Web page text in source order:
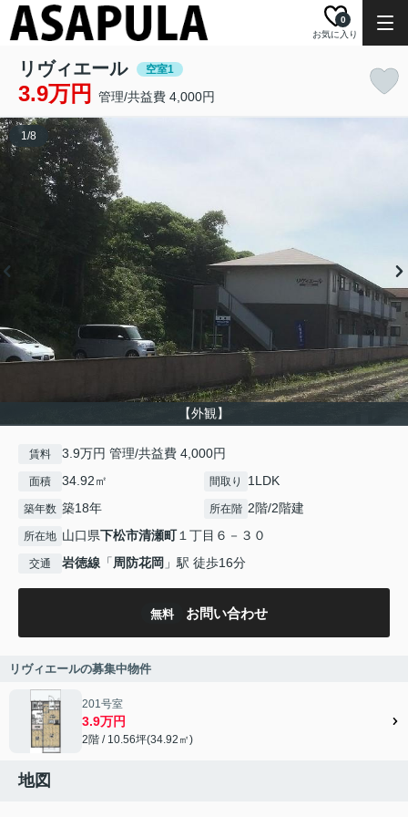
お気に入り
0
リヴィエール 空室1
3.9万円 管理/共益費 4,000円
【外観】
1/8
賃料 3.9万円 管理/共益費 4,000円
面積 34.92㎡ 間取り 1LDK
築年数 築18年 所在階 2階/2階建
所在地 山口県下松市清瀬町１丁目６－３０
交通 岩徳線 「周防花岡 」駅 徒歩16分
無料 お問い合わせ
リヴィエールの募集中物件
201号室
3.9万円
2階 / 10.56坪(34.92㎡)
地図